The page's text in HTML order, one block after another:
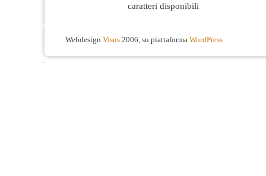
caratteri disponibili
Webdesign Visus 2006, su piattaforma WordPress